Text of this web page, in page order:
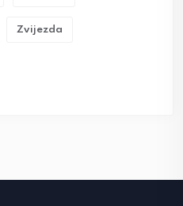
Zvijezda